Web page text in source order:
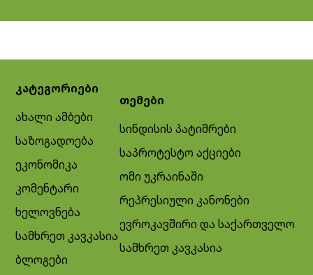
კატეგორიები
ახალი ამბები
საზოგადოება
ეკონომიკა
კომენტარი
ხელოვნება
სამხრეთ კავკასია
ბლოგები
თემები
სინდისის პატიმრები
საპროტესტო აქციები
ომი უკრაინაში
რეპრესიული კანონები
ევროკავშირი და საქართველო
სამხრეთ კავკასია